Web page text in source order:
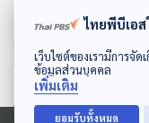
ดาวน์โหลด Thai PBS Podcast
ตอนที่เกี่ยวข้อง
ไทยพีบีเอ
เว็บไซต์ของเรามีการจั
ข้อมูลส่วนบุคคล
เพิ่มเติม
ยอมรับทั้งหมด